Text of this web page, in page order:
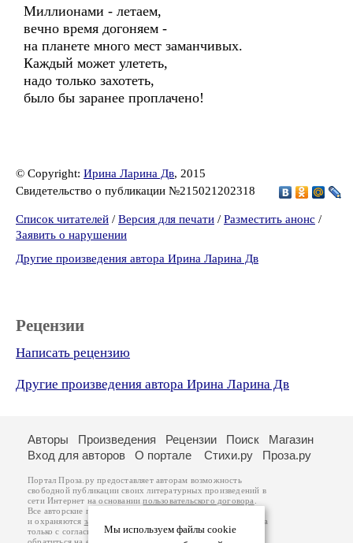
Миллионами - летаем,
вечно время догоняем -
на планете много мест заманчивых.
Каждый может улететь,
надо только захотеть,
было бы заранее проплачено!
© Copyright: Ирина Ларина Дв, 2015
Свидетельство о публикации №215021202318
Список читателей / Версия для печати / Разместить анонс /
Заявить о нарушении
Другие произведения автора Ирина Ларина Дв
Рецензии
Написать рецензию
Другие произведения автора Ирина Ларина Дв
Мы используем файлы cookie
Авторы Произведения Рецензии Поиск
Магазин
Вход для авторов
О портале Стихи.ру Проза.ру
Портал Проза.ру предоставляет авторам возможность
свободной публикации своих литературных произведений в
сети Интернет на основаниипользовательского договора
Все авторские права на произведения принадлежат авторам
и охраняются законом
. Перепечатка произведений возможна
только с согласия его автора, к которому вы можете